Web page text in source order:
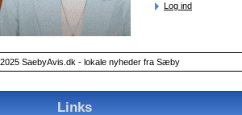
Log ind
SaebyAvis.dk - lokale nyheder fra Sæby
Links